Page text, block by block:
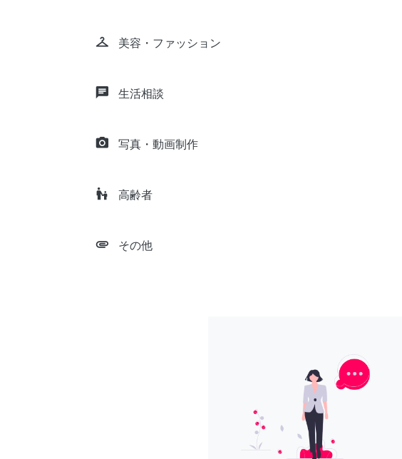
checkroom 美容・ファッション
chat 生活相談
camera_alt 写真・動画制作
escalator_warning 高齢者
attachment その他